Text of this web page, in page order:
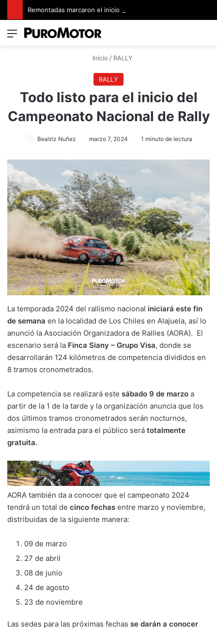
Menú
Inicio / RALLY
RALLY
Todo listo para el inicio del
Campeonato Nacional de Rally
Beatriz Nuñez marzo 7, 2024 1 minuto de lectura
La temporada 2024 del rallismo nacional iniciará este fin
de semana en la localidad de Los Chiles en Alajuela, así lo
anunció la Asociación Organizadora de Rallies (AORA). El
escenario será la Finca Siany – Grupo Visa, donde se
desarrollarán 124 kilómetros de competencia divididos en
8 tramos cronometrados.
La competencia se realizará este sábado 9 de marzo a
partir de la 1 de la tarde y la organización anuncia que los
dos últimos tramos cronometrados serán nocturnos,
asimismo la entrada para el público será totalmente
gratuita.
AORA también da a conocer que el campeonato 2024
tendrá un total de cinco fechas entre marzo y noviembre,
distribuidas de la siguiente manera:
09 de marzo
27 de abril
08 de junio
24 de agosto
23 de noviembre
Las sedes para las próximas fechas se darán a conocer